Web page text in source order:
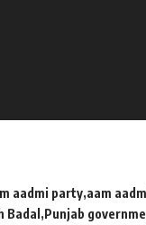
aadmi party aam
Badal Punjab